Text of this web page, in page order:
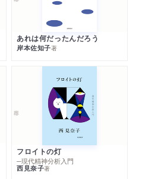
あれは何だったんだろう
岸本佐知子著
フロイトの灯
─現代精神分析入門
西見奈子著